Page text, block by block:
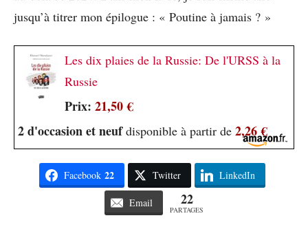
jusqu’à titrer mon épilogue : « Poutine à jamais ? »
Les dix plaies de la Russie: De l'URSS à la
Russie
Prix: 21,50 €
2 d'occasion et neufdisponible à partir de 2,26 €
Facebook 22 Twitter LinkedIn
Email 22
PARTAGES